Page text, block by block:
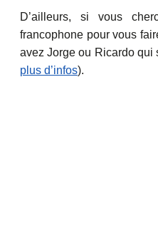
D’ailleurs, si vous
francophone pour vous
avez Jorge ou Ricardo qui
plus d’infos).